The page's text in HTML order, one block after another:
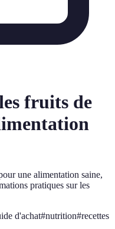
fruits de
une alimentation saine,
pratiques sur les
d'achat#nutrition#recettes